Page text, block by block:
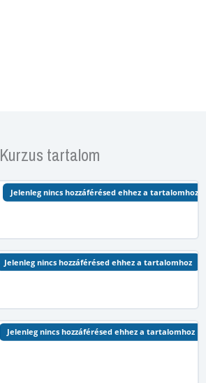
Kurzus tartalom
Jelenleg nincs hozzáférésed ehhez a tartalomhoz
Jelenleg nincs hozzáférésed ehhez a tartalomhoz
Jelenleg nincs hozzáférésed ehhez a tartalomhoz